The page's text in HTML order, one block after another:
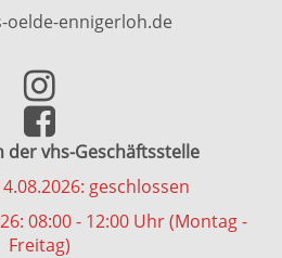
oelde-ennigerloh.de
der vhs-Geschäftsstelle
geschlossen
08:00 - 12:00 Uhr (Montag -
Freitag)